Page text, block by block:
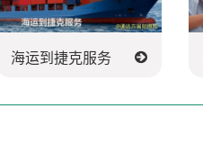
海运到捷克服务